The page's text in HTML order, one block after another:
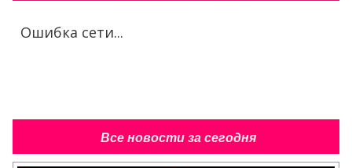
Ошибка сети...
Все новости за сегодня